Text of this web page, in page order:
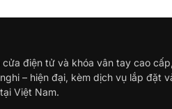
điện tử và khóa vân tay cao
– hiện đại, kèm dịch vụ lắp đặt
Việt Nam.